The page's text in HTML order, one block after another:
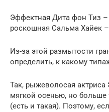
Эффектная Дита фон Тиз –
роскошная Сальма Хайек
Из-за этой размытости
определить, к какому
Так, рыжеволосая
мягкой осенью, но больше
(есть и такая). Поэтому,